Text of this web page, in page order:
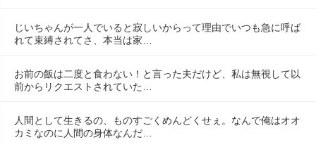
じいちゃんが一人でいると寂しいからって理由でいつも急に呼ば
れて束縛されてさ、本当は家…
お前の飯は二度と食わない！と言った夫だけど、私は無視して以
前からリクエストされていた…
人間として生きるの、ものすごくめんどくせぇ。なんで俺はオオ
カミなのに人間の身体なんだ…